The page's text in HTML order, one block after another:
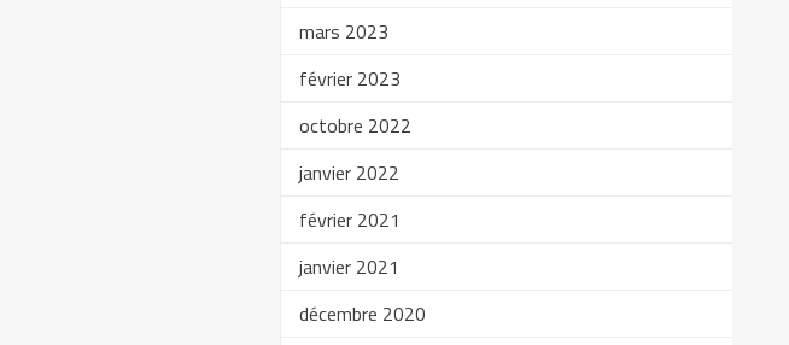
mars 2023
février 2023
octobre 2022
janvier 2022
février 2021
janvier 2021
décembre 2020